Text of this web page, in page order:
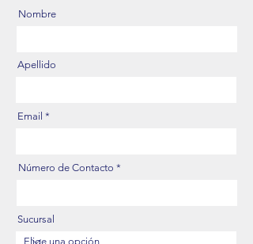
Nombre
Apellido
Email
Número de Contacto
Sucursal